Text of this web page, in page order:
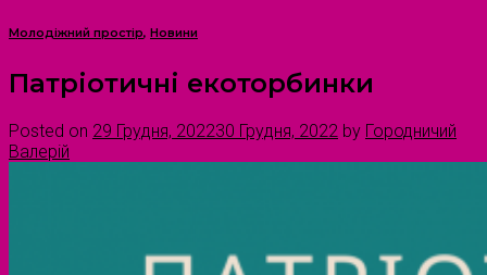
Молодіжний простір, Новини
Патріотичні екоторбинки
Posted on 29 Грудня, 202230 Грудня, 2022 by Городничий
Валерій